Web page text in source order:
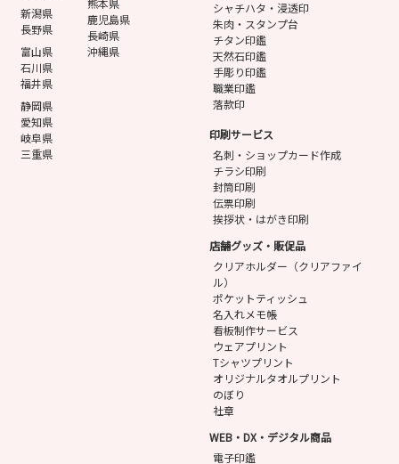
新潟県
長野県
富山県
石川県
福井県
静岡県
愛知県
岐阜県
三重県
鹿児島県
長崎県
沖縄県
シャチハタ・浸透印
朱肉・スタンプ台
チタン印鑑
天然石印鑑
手彫り印鑑
職業印鑑
落款印
印刷サービス
名刺・ショップカード作成
チラシ印刷
封筒印刷
伝票印刷
挨拶状・はがき印刷
店舗グッズ・販促品
クリアホルダー（クリアファイ
ル）
ポケットティッシュ
名入れメモ帳
看板制作サービス
ウェアプリント
Tシャツプリント
オリジナルタオルプリント
のぼり
社章
WEB・DX・デジタル商品
電子印鑑